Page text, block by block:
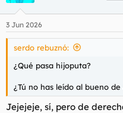
3 Jun 2026
serdo rebuznó:
¿Qué pasa hijoputa?
¿Tú no has leído al bueno de
Jejejeje, sí, pero de